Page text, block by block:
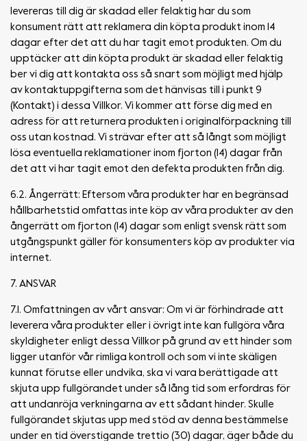
levereras till dig är skadad eller felaktig har du som
konsument rätt att reklamera din köpta produkt inom 14
dagar efter det att du har tagit emot produkten. Om du
upptäcker att din köpta produkt är skadad eller felaktig
ber vi dig att kontakta oss så snart som möjligt med hjälp
av kontaktuppgifterna som det hänvisas till i punkt 9
(Kontakt) i dessa Villkor. Vi kommer att förse dig med en
adress för att returnera produkten i originalförpackning till
oss utan kostnad. Vi strävar efter att så långt som möjligt
lösa eventuella reklamationer inom fjorton (14) dagar från
det att vi har tagit emot den defekta produkten från dig.
6.2. Ångerrätt: Eftersom våra produkter har en begränsad
hållbarhetstid omfattas inte köp av våra produkter av den
ångerrätt om fjorton (14) dagar som enligt svensk rätt som
utgångspunkt gäller för konsumenters köp av produkter via
internet.
7. ANSVAR
7.1. Omfattningen av vårt ansvar: Om vi är förhindrade att
leverera våra produkter eller i övrigt inte kan fullgöra våra
skyldigheter enligt dessa Villkor på grund av ett hinder som
ligger utanför vår rimliga kontroll och som vi inte skäligen
kunnat förutse eller undvika, ska vi vara berättigade att
skjuta upp fullgörandet under så lång tid som erfordras för
att undanröja verkningarna av ett sådant hinder. Skulle
fullgörandet skjutas upp med stöd av denna bestämmelse
under en tid överstigande trettio (30) dagar, äger både du